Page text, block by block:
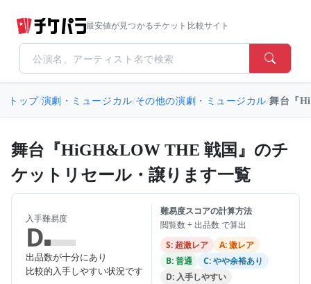
最安値が見つかるチケット比較サイト
トップ/演劇・ミュージカル/その他の演劇・ミュージカル/舞台『
舞台『HiGH&LOW THE 戦国』のチ
ケットリセール・譲ります一覧
入手難易度
D
出品数が十分にあり
比較的入手しやすい状況です
難易度スコアの計算方法
閲覧数 ÷ 出品数 で算出
S: 超激レア
A: 激レア
B: 普通
C: やや余裕あり
D: 入手しやすい